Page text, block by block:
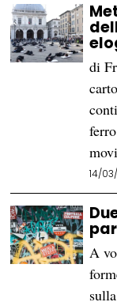
di
14/
A